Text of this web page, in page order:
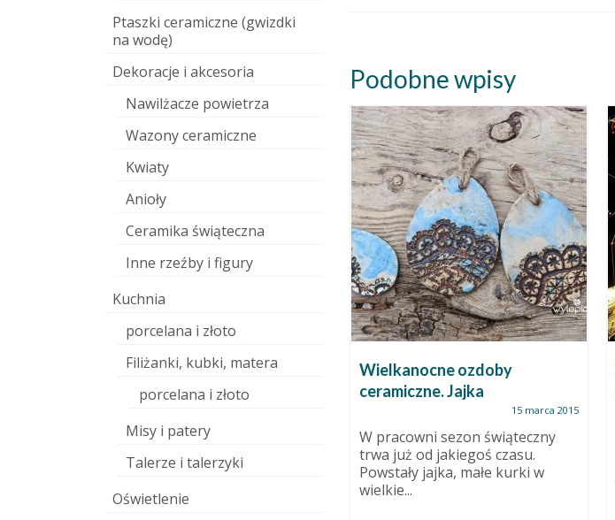
Podobne wpisy
aktualnie na warsztacie duże
sztuki
Anioł Kot Rzeźba. Najlepsza z
moich prac dotąd. Anioł 2
Wielkanocne ozdoby
ceramiczne. Jajka
15 marca 2015
W pracowni sezon świąteczny
trwa już od jakiegoś czasu.
Powstały jajka, małe kurki w
wielkie...
Ptaszki ceramiczne (gwizdki
na wodę)
Dekoracje i akcesoria
Nawilżacze powietrza
Wazony ceramiczne
Kwiaty
Anioły
Ceramika świąteczna
Inne rzeźby i figury
Kuchnia
porcelana i złoto
Filiżanki, kubki, matera
porcelana i złoto
Misy i patery
Talerze i talerzyki
Oświetlenie